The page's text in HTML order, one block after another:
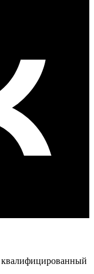
квалифицированный